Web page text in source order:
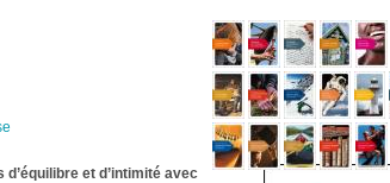
et d’intimité avec